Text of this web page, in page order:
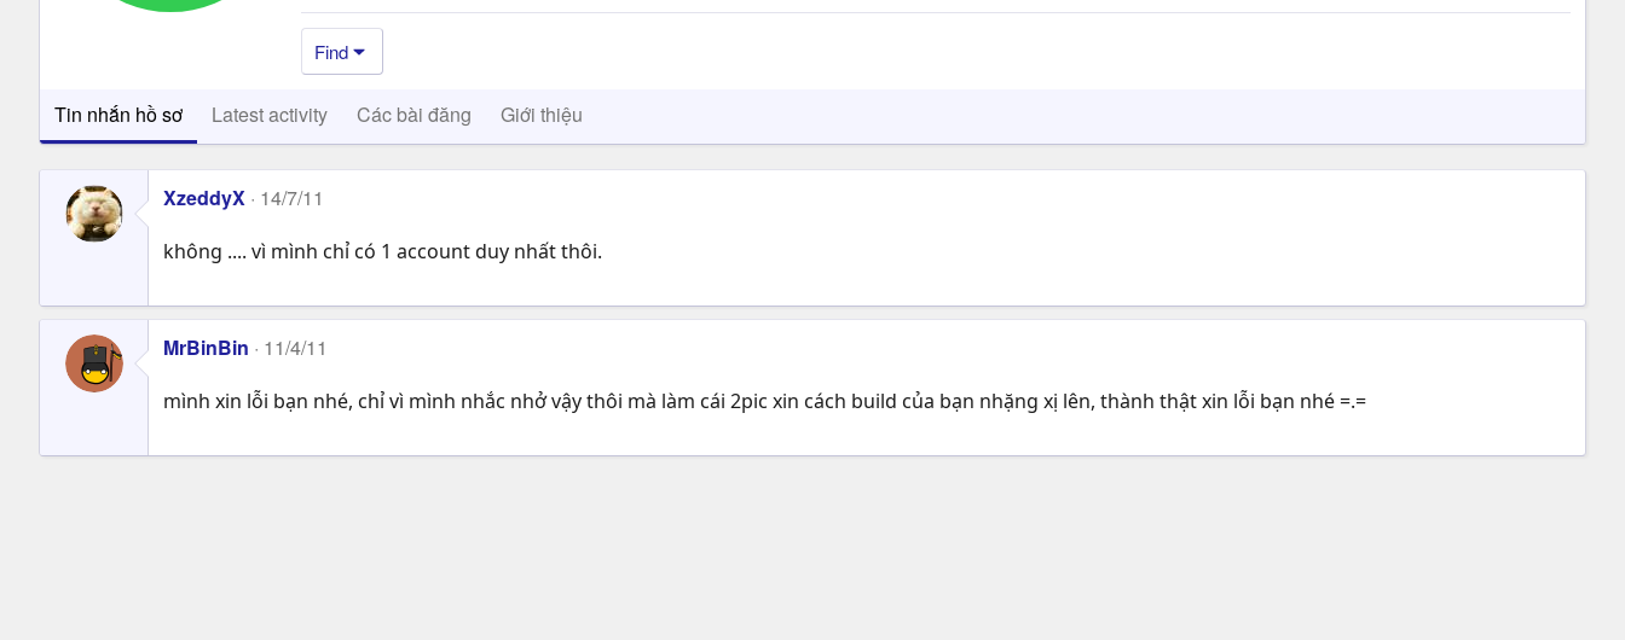
Find
Tin nhắn hồ sơ Latest activity Các bài đăng Giới thiệu
XzeddyX 14/7/11
không .... vì mình chỉ có 1 account duy nhất thôi.
MrBinBin 11/4/11
mình xin lỗi bạn nhé, chỉ vì mình nhắc nhở vậy thôi mà làm cái 2pic xin cách build của bạn nhặng xị lên, thành thật xin lỗi bạn nhé =.=